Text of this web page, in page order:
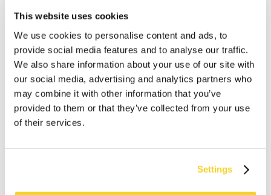
This website uses cookies
We use cookies to personalise content and ads, to
provide social media features and to analyse our traffic.
We also share information about your use of our site with
our social media, advertising and analytics partners who
may combine it with other information that you’ve
provided to them or that they’ve collected from your use
of their services.
Settings
Bestellingen die op werkdagen vóór 12:00 uur